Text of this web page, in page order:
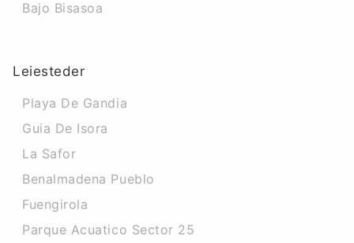
Bajo Bisasoa
Leiesteder
Playa De Gandia
Guia De Isora
La Safor
Benalmadena Pueblo
Fuengirola
Parque Acuatico Sector 25